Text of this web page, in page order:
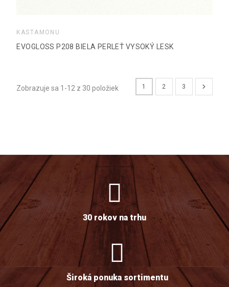
KASTAMONU
EVOGLOSS P208 BIELA PERLEŤ VYSOKÝ LESK
Zobrazuje sa 1-12 z 30 položiek 1 2 3
30 rokov na trhu
Široká ponuka sortimentu